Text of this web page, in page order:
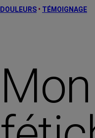
DOULEURS • TÉMOIGNAGE